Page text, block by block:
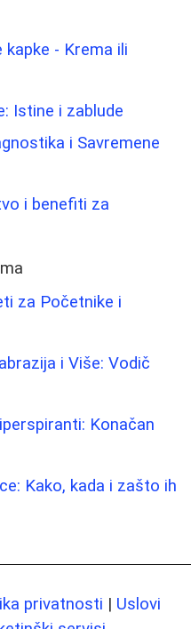
- Krema ili
Istine i zablude
i Savremene
i benefiti za
za Početnike i
i Više: Vodič
Konačan
Kako, kada i zašto ih
privatnosti | Uslovi